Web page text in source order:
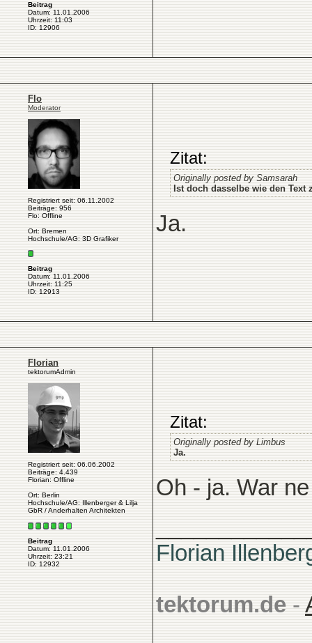
Beitrag
Datum: 11.01.2006
Uhrzeit: 11:03
ID: 12906
Flo
Moderator
Registriert seit: 06.11.2002
Beiträge: 956
Flo: Offline
Ort: Bremen
Hochschule/AG: 3D Grafiker
Beitrag
Datum: 11.01.2006
Uhrzeit: 11:25
ID: 12913
Zitat:
Originally posted by Samsarah
Ist doch dasselbe wie den Text
Ja.
Florian
tektorumAdmin
Registriert seit: 06.06.2002
Beiträge: 4.439
Florian: Offline
Ort: Berlin
Hochschule/AG: Illenberger & Lilja
GbR / Anderhalten Architekten
Beitrag
Datum: 11.01.2006
Uhrzeit: 23:21
ID: 12932
Zitat:
Originally posted by Limbus
Ja.
Oh - ja. War
Florian
tektorum.de -